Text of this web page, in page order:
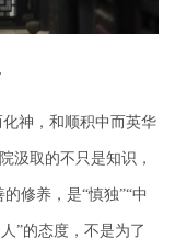
神，和顺积中而英华
汲取的不只是知识，
修养，是“慎独”“中
”的态度，不是为了